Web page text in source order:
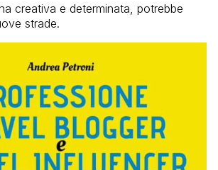
creativa e determinata, potrebbe
strade.